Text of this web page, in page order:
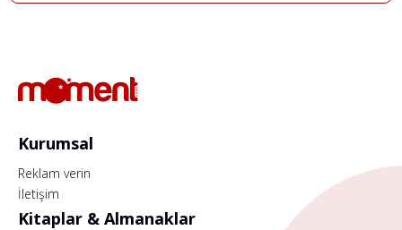
Kurumsal
Reklam verin
İletişim
Kitaplar & Almanaklar